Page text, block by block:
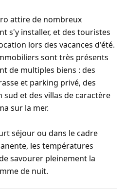
attire de nombreux
s'y installer, et des touristes
lors des vacances d'été.
sont très présents
de multiples biens : des
et parking privé, des
sud et des villas de caractère
sur la mer.
séjour ou dans le cadre
les températures
savourer pleinement la
de nuit.